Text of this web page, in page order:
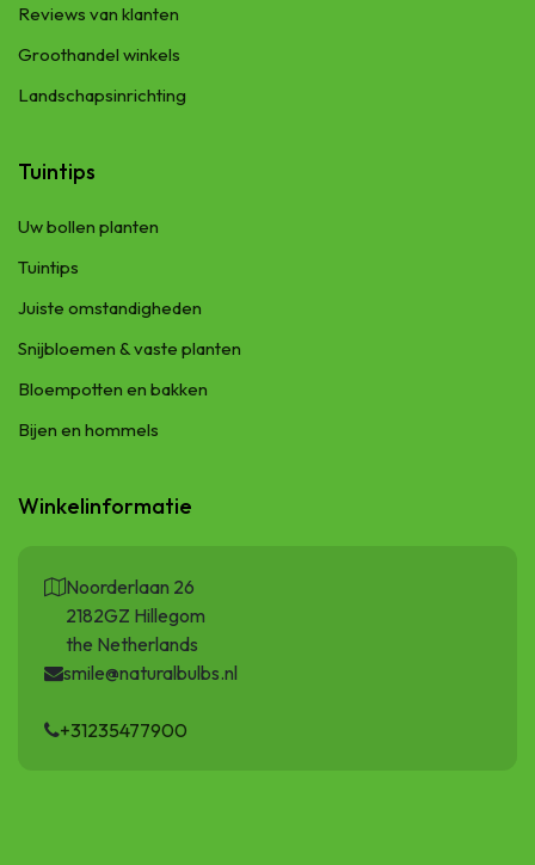
Reviews van klanten
Groothandel winkels
Landschapsinrichting
Tuintips
Uw bollen planten
Tuintips
Juiste omstandigheden
Snijbloemen & vaste planten
Bloempotten en bakken
Bijen en hommels
Winkelinformatie
Noorderlaan 26
2182GZ Hillegom
the Netherlands
smile@naturalbulbs.nl
+31235477900